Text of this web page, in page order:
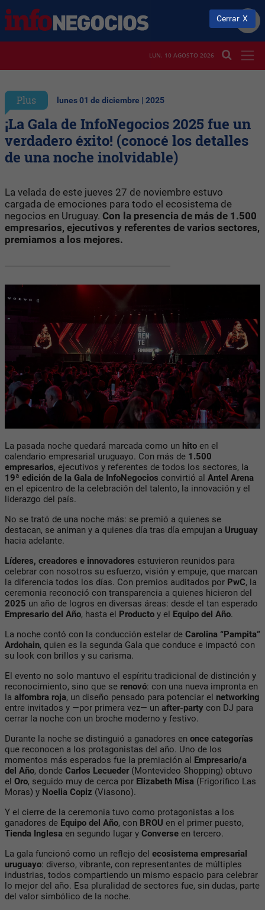
LUN. 10 AGOSTO 2026
Plus lunes 01 de diciembre | 2025
¡La Gala de InfoNegocios 2025 fue un
verdadero éxito! (conocé los detalles
de una noche inolvidable)
La velada de este jueves 27 de noviembre estuvo
cargada de emociones para todo el ecosistema de
negocios en Uruguay. Con la presencia de más de 1.500
empresarios, ejecutivos y referentes de varios sectores,
premiamos a los mejores.
La pasada noche quedará marcada como un hito en el
calendario empresarial uruguayo. Con más de 1.500
empresarios, ejecutivos y referentes de todos los sectores, la
19ª edición de la Gala de InfoNegocios convirtió al Antel Arena
en el epicentro de la celebración del talento, la innovación y el
liderazgo del país.
No se trató de una noche más: se premió a quienes se
destacan, se animan y a quienes día tras día empujan a Uruguay
hacia adelante.
Líderes, creadores e innovadores estuvieron reunidos para
celebrar con nosotros su esfuerzo, visión y empuje, que marcan
la diferencia todos los días. Con premios auditados por PwC, la
ceremonia reconoció con transparencia a quienes hicieron del
2025 un año de logros en diversas áreas: desde el tan esperado
Empresario del Año, hasta el Producto y el Equipo del Año.
La noche contó con la conducción estelar de Carolina “Pampita”
Ardohain, quien es la segunda Gala que conduce e impactó con
su look con brillos y su carisma.
El evento no solo mantuvo el espíritu tradicional de distinción y
reconocimiento, sino que se renovó: con una nueva impronta en
la alfombra roja, un diseño pensado para potenciar el networking
entre invitados y —por primera vez— un after-party con DJ para
cerrar la noche con un broche moderno y festivo.
Durante la noche se distinguió a ganadores en once categorías
que reconocen a los protagonistas del año. Uno de los
momentos más esperados fue la premiación al Empresario/a
del Año, donde Carlos Lecueder(Montevideo Shopping) obtuvo
el Oro, seguido muy de cerca por Elizabeth Misa (Frigorífico Las
Moras) y Noelia Copiz (Viasono).
Y el cierre de la ceremonia tuvo como protagonistas a los
ganadores de Equipo del Año, con BROU en el primer puesto,
Tienda Inglesa en segundo lugar y Converse en tercero.
La gala funcionó como un reflejo del ecosistema empresarial
uruguayo: diverso, vibrante, con representantes de múltiples
industrias, todos compartiendo un mismo espacio para celebrar
lo mejor del año. Esa pluralidad de sectores fue, sin dudas, parte
del valor simbólico de la noche.
Cerrar